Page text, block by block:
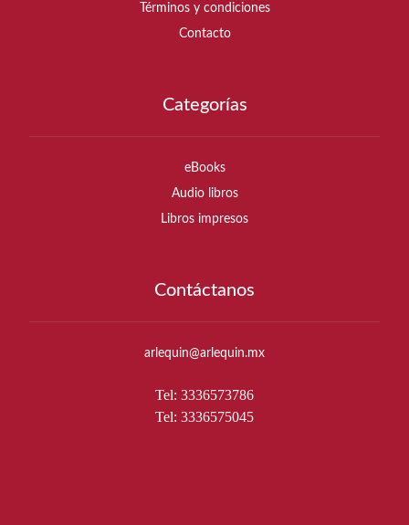
Términos y condiciones
Contacto
Categorías
eBooks
Audio libros
Libros impresos
Contáctanos
arlequin@arlequin.mx
Tel: 3336573786
Tel: 3336575045